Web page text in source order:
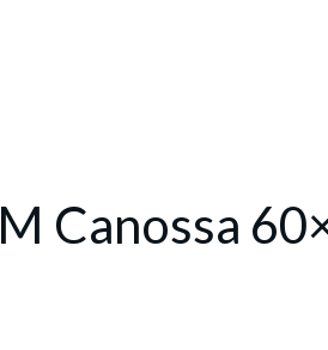
M Canossa